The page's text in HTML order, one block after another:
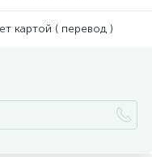
картой ( перевод )